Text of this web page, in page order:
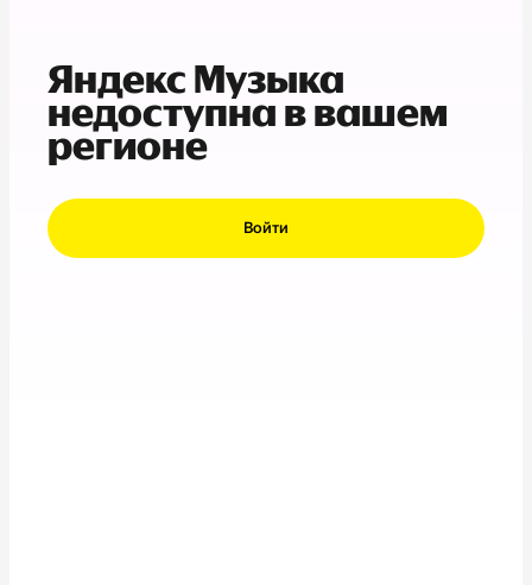
Яндекс Музыка
недоступна в вашем
регионе
Войти